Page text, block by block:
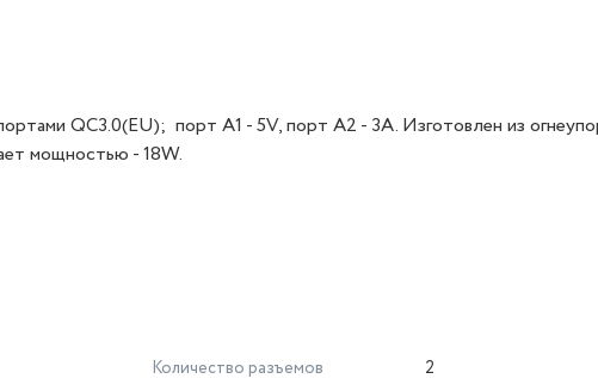
QC3.0(EU); порт А1 - 5V, порт А2 - 3A. Изготовлен из
мощностью - 18W.
Количество разъемов 2